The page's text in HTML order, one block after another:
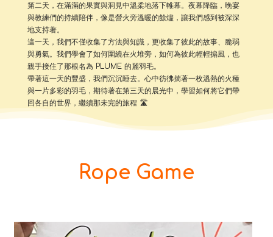
第二天，在滿滿的果實與洞見中溫柔地落下帷幕。夜幕降臨，晚宴
與教練們的持續陪伴，像是營火旁溫暖的餘燼，讓我們感到被深深
地支持著。
這一天，我們不僅收集了方法與知識，更收集了彼此的故事、脆弱
與勇氣。我們學會了如何圍繞在火堆旁，如何為彼此輕輕搧風，也
親手接住了那根名為 PLUME 的麗羽毛。
帶著這一天的豐盛，我們沉沉睡去。心中彷彿揣著一枚溫熱的火種
與一片多彩的羽毛，期待著在第三天的晨光中，學習如何將它們帶
回各自的世界，繼續那未完的旅程 🛣️
Rope Game